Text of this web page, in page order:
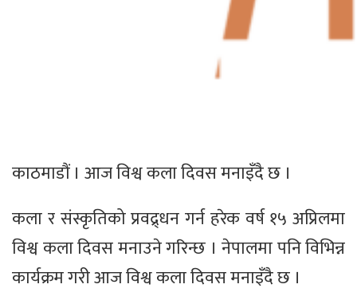
काठमाडौं । आज विश्व कला दिवस मनाइँदै छ ।
कला र संस्कृतिको प्रवद्र्धन गर्न हरेक वर्ष १५ अप्रिलमा
विश्व कला दिवस मनाउने गरिन्छ । नेपालमा पनि विभिन्न
कार्यक्रम गरी आज विश्व कला दिवस मनाइँदै छ ।